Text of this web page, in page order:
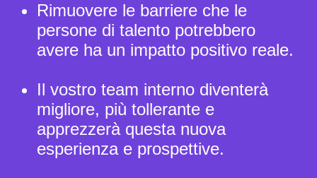
Rimuovere le barriere che le
persone di talento potrebbero
avere ha un impatto positivo reale.
Il vostro team interno diventerà
migliore, più tollerante e
apprezzerà questa nuova
esperienza e prospettive.